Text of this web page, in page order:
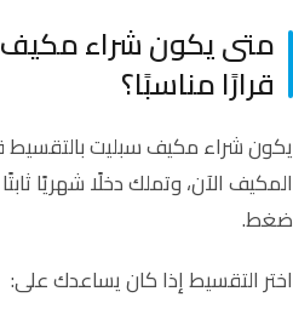
متى يكون شراء مكيف
قرارًا مناسبًا؟
يكون شراء مكيف سبليت بالتقسيط
المكيف الآن، وتملك دخلًا شهريًا
ضغط.
اختر التقسيط إذا كان يساعدك على: